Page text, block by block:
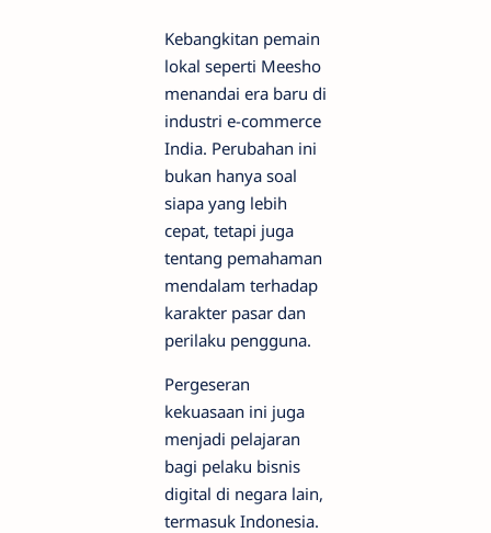
Kebangkitan pemain
lokal seperti Meesho
menandai era baru di
industri e-commerce
India. Perubahan ini
bukan hanya soal
siapa yang lebih
cepat, tetapi juga
tentang pemahaman
mendalam terhadap
karakter pasar dan
perilaku pengguna.
Pergeseran
kekuasaan ini juga
menjadi pelajaran
bagi pelaku bisnis
digital di negara lain,
termasuk Indonesia.